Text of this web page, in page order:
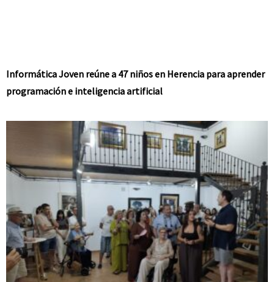
Informática Joven reúne a 47 niños en Herencia para aprender
programación e inteligencia artificial